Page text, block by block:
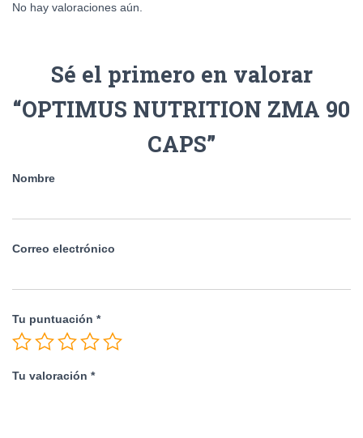
No hay valoraciones aún.
Sé el primero en valorar
“OPTIMUS NUTRITION ZMA 90
CAPS”
Nombre
Correo electrónico
Tu puntuación *
Tu valoración *